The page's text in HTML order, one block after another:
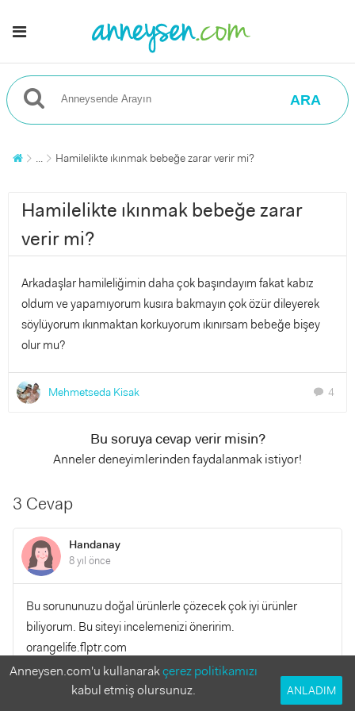
ARA
... Hamilelikte ıkınmak bebeğe zarar verir mi?
Hamilelikte ıkınmak bebeğe zarar
verir mi?
Arkadaşlar hamileliğimin daha çok başındayım fakat kabız
oldum ve yapamıyorum kusıra bakmayın çok özür dileyerek
söylüyorum ıkınmaktan korkuyorum ıkınırsam bebeğe bişey
olur mu?
Mehmetseda Kisak chat 4
Bu soruya cevap verir misin?
Anneler deneyimlerinden faydalanmak istiyor!
3 Cevap
Handanay
8 yıl önce
Bu sorununuzu doğal ürünlerle çözecek çok iyi ürünler
biliyorum. Bu siteyi incelemenizi öneririm.
orangelife.flptr.com
YANITLA
0
Anneysen.com'u kullanarakçerez politikamızı
kabul etmiş olursunuz.
ANLADIM